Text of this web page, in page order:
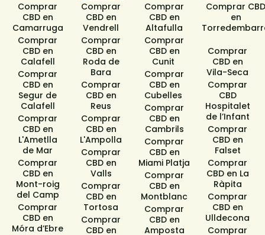
Comprar
CBD en
Camarruga​
Comprar
CBD en
Calafell
Comprar
CBD en
Segur de
Calafell​
Comprar
CBD en
L'Ametlla
de Mar
Comprar
CBD en
Mont-roig
del Camp
Comprar
CBD en
Móra d’Ebre
Comprar
CBD en
Vendrell
Comprar
CBD en
Roda de
Bara​
Comprar
CBD en
Reus
Comprar
CBD en
L'Ampolla
Comprar
CBD en
Valls
Comprar
CBD en
Tortosa
Comprar
CBD en
Comprar
CBD en
Altafulla​
Comprar
CBD en
Cunit ​
Comprar
CBD en
Cubelles ​
Comprar
CBD en
Cambrils
Comprar
CBD en
Miami Platja
Comprar
CBD en
Montblanc
Comprar
CBD en
Amposta
Comprar CBD
en
Comprar
CBD en
Vila-Seca
Comprar
CBD
Hospitalet
de l’Infant
Comprar
CBD en
Falset
Comprar
CBD en La
Ràpita
Comprar
CBD en
Ulldecona
Comprar